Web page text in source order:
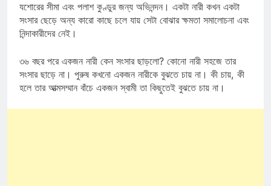
যশোরের সীমা এবং পলাশ কুণ্ডুর জন্য অভিনন্দন। একটা নারী কখন একটা
সংসার ছেড়ে অন্য কারো কাছে চলে যায় সেটা বোঝার ক্ষমতা সমালোচনা এবং
নিন্দাকারীদের নেই।
৩৬ বছর পরে একজন নারী কেন সংসার ছাড়লো? কোনো নারী সহজে তার
সংসার ছাড়ে না। পুরুষ কখনো একজন নারীকে বুঝতে চায় না। কী চায়, কী
হলে তার আত্মসম্মান বাঁচে একজন স্বামী তা কিছুতেই বুঝতে চায় না।